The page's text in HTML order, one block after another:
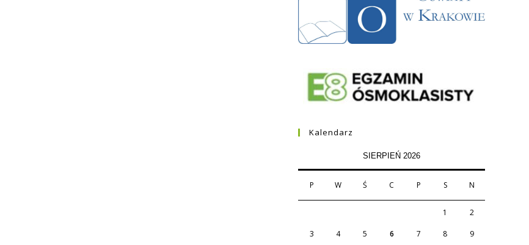
Kalendarz
SIERPIEŃ 2026
P W Ś C P S N
1 2
3 4 5 6 7 8 9